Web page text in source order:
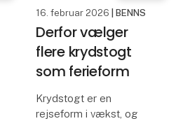
16. februar 2026 | BENNS
Derfor vælger
flere krydstogt
som ferieform
Krydstogt er en
rejseform i vækst, og